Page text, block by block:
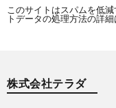
このサイトはスパムを低
トデータの処理方法の詳
株式会社テラダ